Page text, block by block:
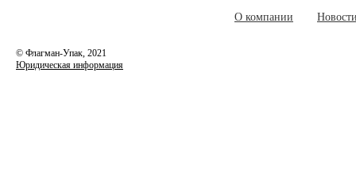
О компании
© Флагман-Упак, 2021
Юридическая информация